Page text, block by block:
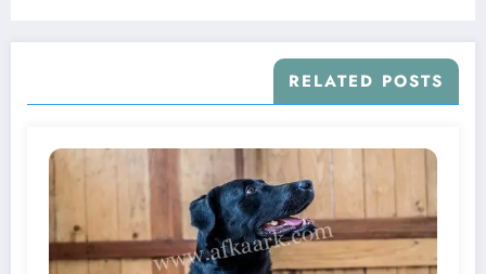
RELATED POSTS